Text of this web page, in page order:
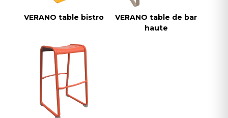
VERANO table bistro
VERANO table de bar
haute